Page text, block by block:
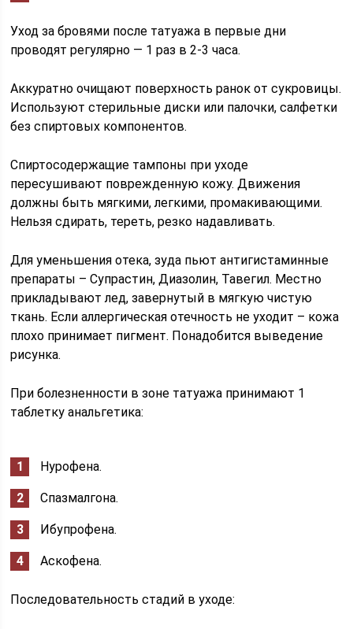
Уход за бровями после татуажа в первые дни
проводят регулярно — 1 раз в 2-3 часа.
Аккуратно очищают поверхность ранок от сукровицы.
Используют стерильные диски или палочки, салфетки
без спиртовых компонентов.
Спиртосодержащие тампоны при уходе
пересушивают поврежденную кожу. Движения
должны быть мягкими, легкими, промакивающими.
Нельзя сдирать, тереть, резко надавливать.
Для уменьшения отека, зуда пьют антигистаминные
препараты – Супрастин, Диазолин, Тавегил. Местно
прикладывают лед, завернутый в мягкую чистую
ткань. Если аллергическая отечность не уходит – кожа
плохо принимает пигмент. Понадобится выведение
рисунка.
При болезненности в зоне татуажа принимают 1
таблетку анальгетика:
Нурофена.
Спазмалгона.
Ибупрофена.
Аскофена.
Последовательность стадий в уходе: